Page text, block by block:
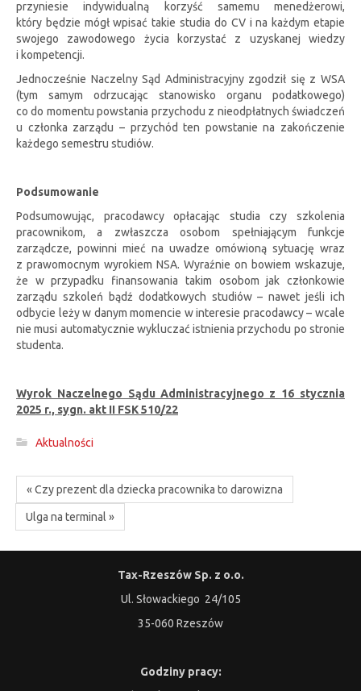
przyniesie indywidualną korzyść samemu menedżerowi,
który będzie mógł wpisać takie studia do CV i na każdym etapie
swojego zawodowego życia korzystać z uzyskanej wiedzy
i kompetencji.
Jednocześnie Naczelny Sąd Administracyjny zgodził się z WSA
(tym samym odrzucając stanowisko organu podatkowego)
co do momentu powstania przychodu z nieodpłatnych świadczeń
u członka zarządu – przychód ten powstanie na zakończenie
każdego semestru studiów.
Podsumowanie
Podsumowując, pracodawcy opłacając studia czy szkolenia
pracownikom, a zwłaszcza osobom spełniającym funkcje
zarządcze, powinni mieć na uwadze omówioną sytuację wraz
z prawomocnym wyrokiem NSA. Wyraźnie on bowiem wskazuje,
że w przypadku finansowania takim osobom jak członkowie
zarządu szkoleń bądź dodatkowych studiów – nawet jeśli ich
odbycie leży w danym momencie w interesie pracodawcy – wcale
nie musi automatycznie wykluczać istnienia przychodu po stronie
studenta.
Wyrok Naczelnego Sądu Administracyjnego z 16 stycznia
2025 r., sygn. akt II FSK 510/22
Aktualności
« Czy prezent dla dziecka pracownika to darowizna
Ulga na terminal »
Tax-Rzeszów Sp. z o.o.
Ul. Słowackiego 24/105
35-060 Rzeszów
Godziny pracy: